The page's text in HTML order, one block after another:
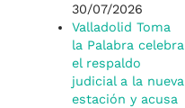
30/07/2026
Valladolid Toma
la Palabra celebra
el respaldo
judicial a la nueva
estación y acusa